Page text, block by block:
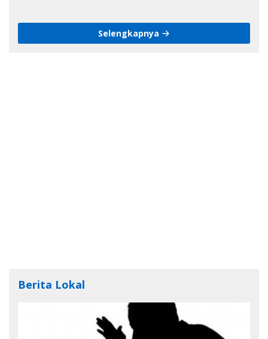
Selengkapnya
Berita Lokal